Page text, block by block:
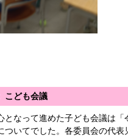
こども会議
となって進めた子ども会議は
ついてでした。各委員会の代表